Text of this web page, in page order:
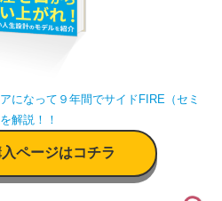
になって９年間でサイドFIRE（セミ
解説！！
ページはコチラ